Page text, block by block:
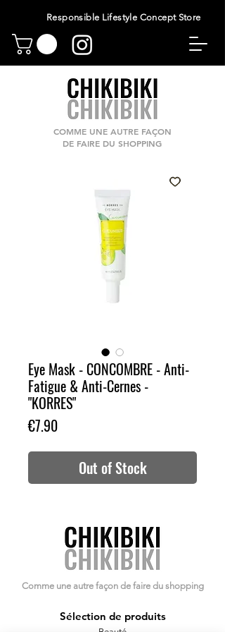
Responsible Lifestyle Concept Store
COMME UNE AUTRE FAÇON
DE FAIRE DU SHOPPING
Eye Mask - CONCOMBRE - Anti-
Fatigue & Anti-Cernes -
"KORRES"
€7.90Price
Out of Stock
Comme une autre façon de faire du shopping
Sélection de produits